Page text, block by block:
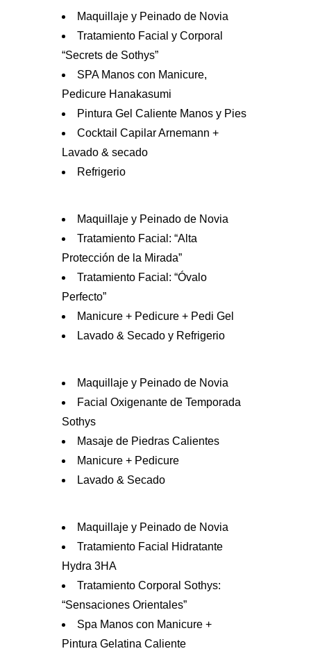
Maquillaje y Peinado de Novia
Tratamiento Facial y Corporal
“Secrets de Sothys”
SPA Manos con Manicure,
Pedicure Hanakasumi
Pintura Gel Caliente Manos y Pies
Cocktail Capilar Arnemann +
Lavado & secado
Refrigerio
Maquillaje y Peinado de Novia
Tratamiento Facial: “Alta
Protección de la Mirada”
Tratamiento Facial: “Óvalo
Perfecto”
Manicure + Pedicure + Pedi Gel
Lavado & Secado y Refrigerio
Maquillaje y Peinado de Novia
Facial Oxigenante de Temporada
Sothys
Masaje de Piedras Calientes
Manicure + Pedicure
Lavado & Secado
Maquillaje y Peinado de Novia
Tratamiento Facial Hidratante
Hydra 3HA
Tratamiento Corporal Sothys:
“Sensaciones Orientales”
Spa Manos con Manicure +
Pintura Gelatina Caliente